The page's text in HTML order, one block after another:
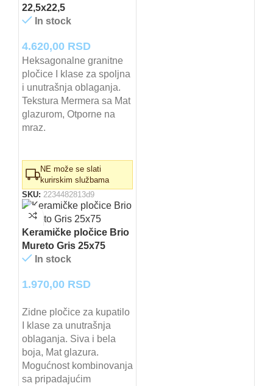
22,5x22,5
In stock
4.620,00 RSD
Heksagonalne granitne
pločice I klase za spoljna
i unutrašnja oblaganja.
Tekstura Mermera sa Mat
glazurom, Otporne na
mraz.
NE može se slati
kurirskim službama
SKU: 2234482813d9
Keramičke pločice Brio
Mureto Gris 25x75
In stock
1.970,00 RSD
Zidne pločice za kupatilo
I klase za unutrašnja
oblaganja. Siva i bela
boja, Mat glazura.
Mogućnost kombinovanja
sa pripadajućim